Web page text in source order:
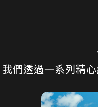
我們透過一系列精